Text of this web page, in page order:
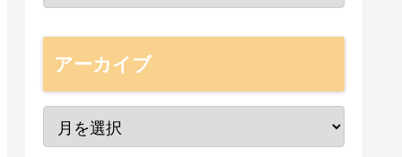
アーカイブ